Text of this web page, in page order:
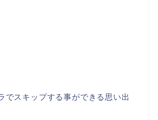
でスキップする事ができる思い出